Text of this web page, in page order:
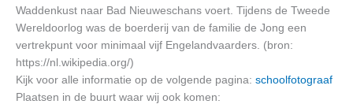
Waddenkust naar Bad Nieuweschans voert. Tijdens de Tweede
Wereldoorlog was de boerderij van de familie de Jong een
vertrekpunt voor minimaal vijf Engelandvaarders. (bron:
https://nl.wikipedia.org/)
Kijk voor alle informatie op de volgende pagina: schoolfotograaf
Plaatsen in de buurt waar wij ook komen: